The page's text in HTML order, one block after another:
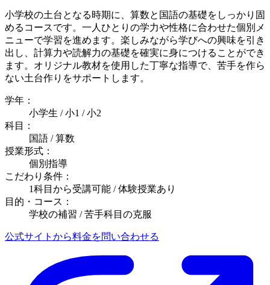
小学校の土台となる時期に、算数と国語の基礎をしっかり固
めるコースです。一人ひとりの学力や性格に合わせた個別メ
ニューで学習を進めます。楽しみながら学びへの興味を引き
出し、計算力や読解力の基礎を確実に身につけることができ
ます。オリジナル教材を使用した丁寧な指導で、苦手を作ら
ない土台作りをサポートします。
学年：
小学生 / 小1 / 小2
科目：
国語 / 算数
授業形式：
個別指導
こだわり条件：
1科目から受講可能 / 体験授業あり
目的・コース：
学校の補習 / 苦手科目の克服
公式サイトから料金を問い合わせる